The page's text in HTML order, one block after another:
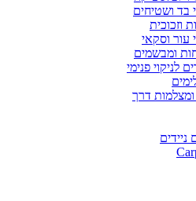
בד ושטיחים
וזכוכית
עור וסקאי
ומבשמים
לניקוי פנימי
ומצלמות דרך
ניידים